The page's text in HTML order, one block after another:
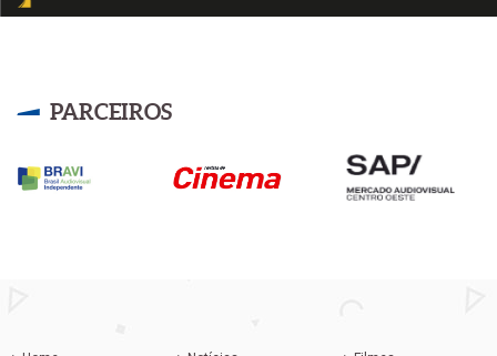
FAM 2005
FAM 2002
FAM 2000
PARCEIROS